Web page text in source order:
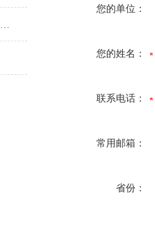
微机热原测温仪温度度数偏高的原因
您的单位：
您的姓名：
联系电话：
常用邮箱：
省份：